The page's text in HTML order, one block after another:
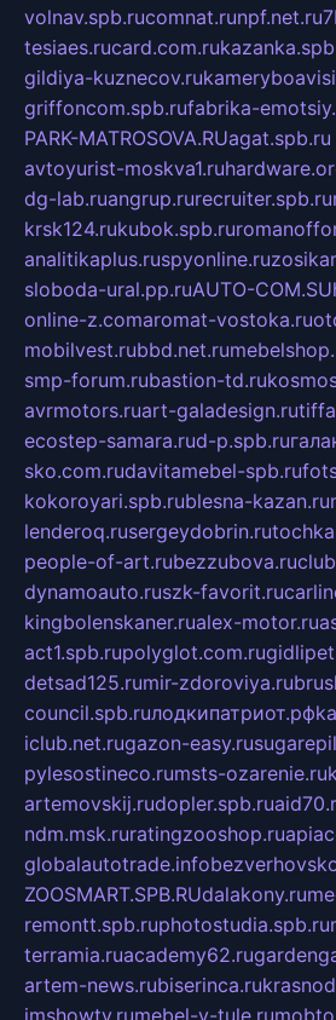
volnav.spb.rucomnat.runpf.net.ru
tesiaes.rucard.com.ru
gildiya-kuznecov.ru
griffoncom.spb.rufabrika-
PARK-MATROSOVA.RUagat.spb.ru
avtoyurist-moskva1.ru
dg-lab.ruangrup.rurecruiter.spb.ru
krsk124.rukubok.spb.ru
analitikaplus.ruspyonline.ru
sloboda-ural.pp.ruAUTO-COM.SU
online-z.comaromat-vostoka.ru
mobilvest.rubbd.net.ru
smp-forum.rubastion-td.ru
avrmotors.ruart-galadesign.ru
ecostep-samara.rud-p.spb.ru
sko.com.rudavitamebel-spb.ru
kokoroyari.spb.rublesna-kazan.ru
lenderoq.rusergeydobrin.ru
people-of-art.rubezzubova.ru
dynamoauto.ruszk-favorit.ru
kingbolenskaner.rualex-motor.ru
act1.spb.rupolyglot.com.ru
detsad125.rumir-zdoroviya.ru
council.spb.ruлодкипатриот.рф
iclub.net.rugazon-easy.ru
pylesostineco.rumsts-ozarenie.ru
artemovskij.rudopler.spb.ru
ndm.msk.ruratingzooshop.ru
globalautotrade.info
ZOOSMART.SPB.RUdalakony.ru
remontt.spb.ruphotostudia.spb.ru
terramia.ruacademy62.ru
artem-news.rubiserinca.ru
imshowtv.rumebel-v-tule.ru